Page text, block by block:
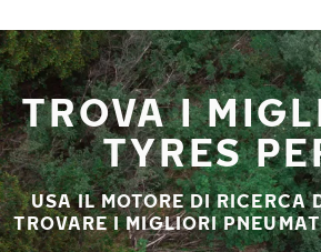
TROVA I
TYRES
USA IL MOTORE DI RICERCA
TROVARE I MIGLIORI